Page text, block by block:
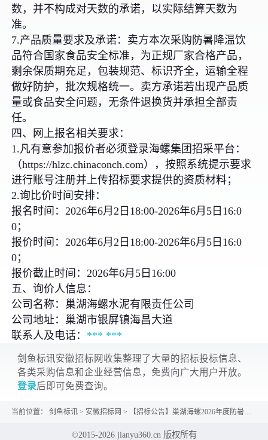
数，并不构成对天数的承诺，以实际结算天数为
准。
7.产品质量要求及承诺：卖方本次采购防暑降温饮
品符合国家食品安全标准，为正规厂家合格产品，
剩余保质期充足，包装规范、标识齐全，运输全程
做好防护，批次规格统一。卖方承诺若出现产品质
量或食品安全问题，无条件退换货并承担全部责
任。
四、网上报名相关要求：
1.凡有意参加报价者必须登录海螺集团招采平台：
（https://hlzc.chinaconch.com），按照系统提示要求
进行账号注册并上传招标要求提供的资质材料；
2.询比价时间安排：
报名时间：2026年6月2日18:00-2026年6月5日16:0
0；
报价时间：2026年6月2日18:00-2026年6月5日16:0
0；
报价截止时间：2026年6月5日16:00
五、询价人信息：
公司名称：巢湖海螺水泥有限责任公司
公司地址：巢湖市银屏镇海昌大道
联系人及电话： *** ***
剑鱼标讯安徽招标网收集整理了大量的招标投标信息、
各类采购信息和企业经营信息，免费向广大用户开放。
登录后即可免费查询。
当前位置： 剑鱼标讯 > 安徽招标网 > 【招标公告】巢湖海螺2026年度防暑降温饮品询价
©2015-2026 jianyu360.cn 版权所有